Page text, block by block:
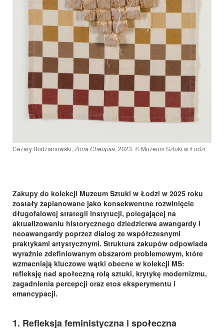
Cezary Bodzianowski, Żona Cheopsa, 2023. © Muzeum Sztuki w Łodzi
Zakupy do kolekcji Muzeum Sztuki w Łodzi w 2025 roku
zostały zaplanowane jako konsekwentne rozwinięcie
długofalowej strategii instytucji, polegającej na
aktualizowaniu historycznego dziedzictwa awangardy i
neoawangardy poprzez dialog ze współczesnymi
praktykami artystycznymi. Struktura zakupów odpowiada
wyraźnie zdefiniowanym obszarom problemowym, które
wzmacniają kluczowe wątki obecne w kolekcji MS:
refleksję nad społeczną rolą sztuki, krytykę modernizmu,
zagadnienia percepcji oraz etos eksperymentu i
emancypacji.
1. Refleksja feministyczna i społeczna